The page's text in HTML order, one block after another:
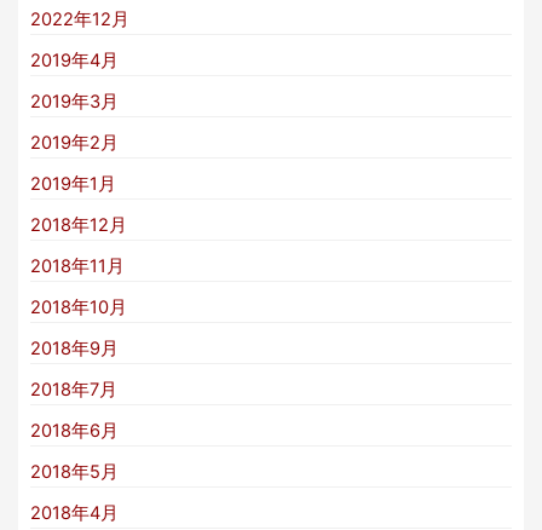
2022年12月
2019年4月
2019年3月
2019年2月
2019年1月
2018年12月
2018年11月
2018年10月
2018年9月
2018年7月
2018年6月
2018年5月
2018年4月